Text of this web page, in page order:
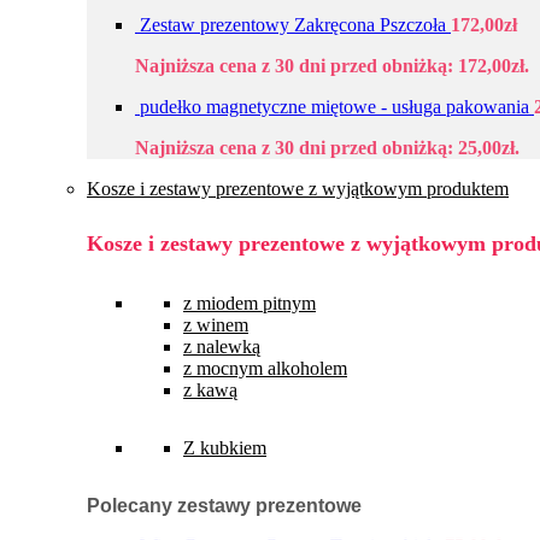
Zestaw prezentowy Zakręcona Pszczoła 172,00zł
Najniższa cena z 30 dni przed obniżką: 172,00zł.
pudełko magnetyczne miętowe - usługa pakowania
Najniższa cena z 30 dni przed obniżką: 25,00zł.
Kosze i zestawy prezentowe z wyjątkowym produktem
Kosze i zestawy prezentowe z wyjątkowym
z miodem pitnym
z winem
z nalewką
z mocnym alkoholem
z kawą
Z kubkiem
Polecany zestawy prezentowe